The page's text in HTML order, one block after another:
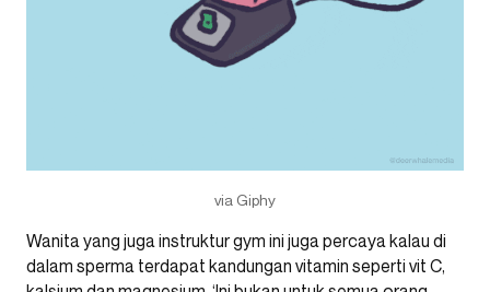
via Giphy
Wanita yang juga instruktur gym ini juga percaya kalau di
dalam sperma terdapat kandungan vitamin seperti vit C,